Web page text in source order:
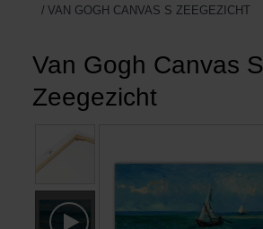
VAN GOGH CANVAS S ZEEGEZICHT
Van Gogh Canvas S
Zeegezicht